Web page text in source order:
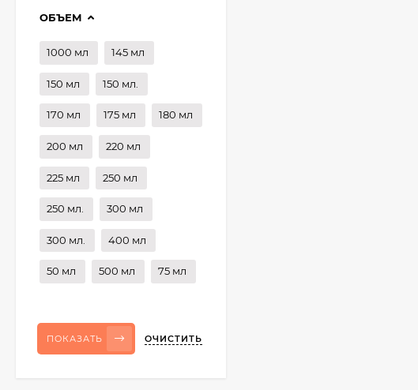
ОБЪЕМ
1000 мл 145 мл
150 мл 150 мл.
170 мл 175 мл 180 мл
200 мл 220 мл
225 мл 250 мл
250 мл. 300 мл
300 мл. 400 мл
50 мл 500 мл 75 мл
ПОКАЗАТЬ ОЧИСТИТЬ